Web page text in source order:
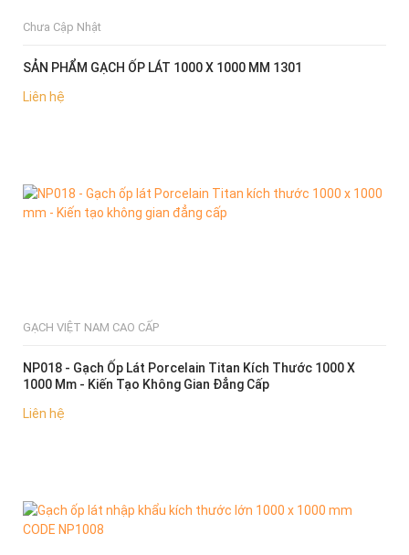
Chưa Cập Nhật
SẢN PHẨM GẠCH ỐP LÁT 1000 X 1000 MM 1301
Liên hệCHỌN MUA
GẠCH VIỆT NAM CAO CẤP
NP018 - Gạch Ốp Lát Porcelain Titan Kích Thước 1000 X
1000 Mm - Kiến Tạo Không Gian Đẳng Cấp
Liên hệCHỌN MUA